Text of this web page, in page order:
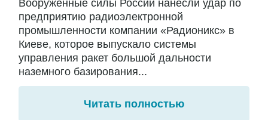
Вооружённые силы России нанесли удар по
предприятию радиоэлектронной
промышленности компании «Радионикс» в
Киеве, которое выпускало системы
управления ракет большой дальности
наземного базирования...
Читать полностью